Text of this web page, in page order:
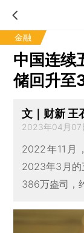
金融
中国连续
储回升至
文｜财新 王
2023年04月07
2022年11月
2023年3月的
386万盎司，